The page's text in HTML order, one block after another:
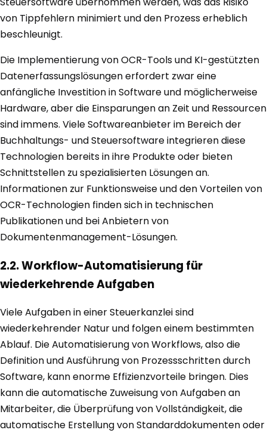
von Tippfehlern minimiert und den Prozess erheblich
beschleunigt.
Die Implementierung von OCR-Tools und KI-gestützten
Datenerfassungslösungen erfordert zwar eine
anfängliche Investition in Software und möglicherweise
Hardware, aber die Einsparungen an Zeit und Ressourcen
sind immens. Viele Softwareanbieter im Bereich der
Buchhaltungs- und Steuersoftware integrieren diese
Technologien bereits in ihre Produkte oder bieten
Schnittstellen zu spezialisierten Lösungen an.
Informationen zur Funktionsweise und den Vorteilen von
OCR-Technologien finden sich in technischen
Publikationen und bei Anbietern von
Dokumentenmanagement-Lösungen.
2.2. Workflow-Automatisierung für
wiederkehrende Aufgaben
Viele Aufgaben in einer Steuerkanzlei sind
wiederkehrender Natur und folgen einem bestimmten
Ablauf. Die Automatisierung von Workflows, also die
Definition und Ausführung von Prozessschritten durch
Software, kann enorme Effizienzvorteile bringen. Dies
kann die automatische Zuweisung von Aufgaben an
Mitarbeiter, die Überprüfung von Vollständigkeit, die
automatische Erstellung von Standarddokumenten oder